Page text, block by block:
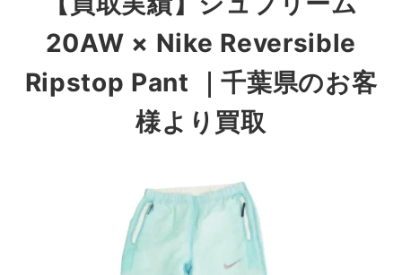
20AW × Nike Reversible
Ripstop Pant ｜千葉県のお客
様より買取